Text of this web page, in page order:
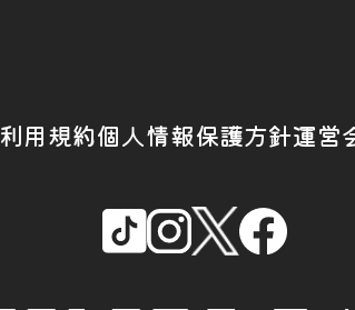
利用規約個人情報保護方針運営